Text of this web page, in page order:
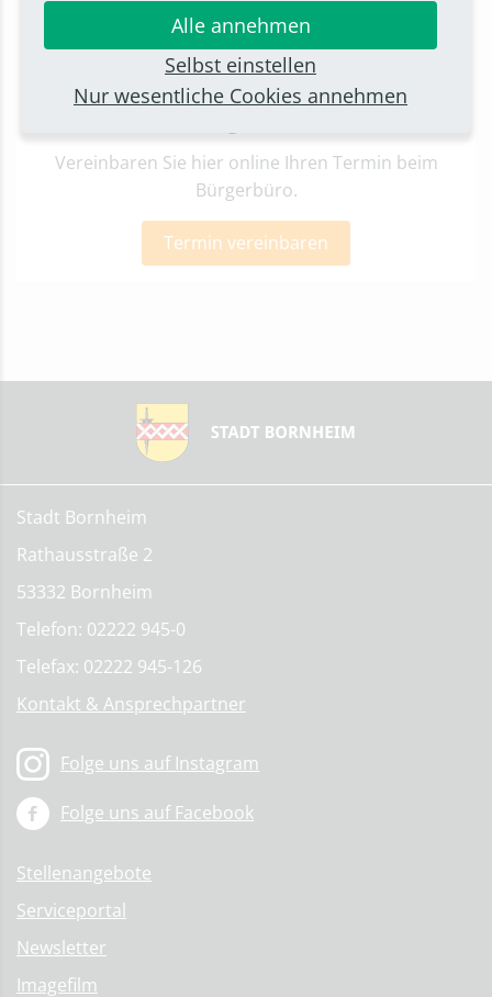
Vereinbaren Sie hier online Ihren Termin beim
Bürgerbüro.
Termin vereinbaren
Stadt Bornheim
Rathausstraße 2
53332 Bornheim
Telefon: 02222 945-0
Telefax: 02222 945-126
Kontakt & Ansprechpartner
Folge uns auf Instagram
Folge uns auf Facebook
Stellenangebote
Serviceportal
Newsletter
Imagefilm
Alle annehmen
Selbst einstellen
Nur wesentliche Cookies annehmen